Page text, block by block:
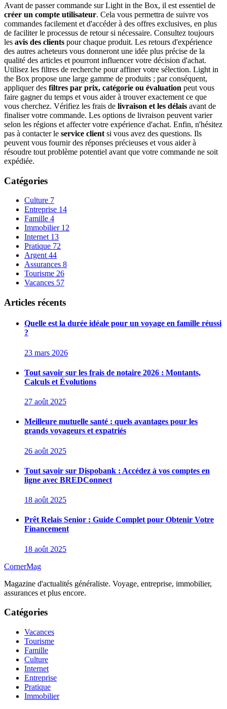
Avant de passer commande sur Light in the Box, il est essentiel de
créer un compte utilisateur. Cela vous permettra de suivre vos
commandes facilement et d'accéder à des offres exclusives, en plus
de faciliter le processus de retour si nécessaire. Consultez toujours
les avis des clients pour chaque produit. Les retours d'expérience
des autres acheteurs vous donneront une idée plus précise de la
qualité des articles et pourront influencer votre décision d'achat.
Utilisez les filtres de recherche pour affiner votre sélection. Light in
the Box propose une large gamme de produits ; par conséquent,
appliquer des filtres par prix, catégorie ou évaluation peut vous
faire gagner du temps et vous aider à trouver exactement ce que
vous cherchez. Vérifiez les frais de livraison et les délais avant de
finaliser votre commande. Les options de livraison peuvent varier
selon les régions et affecter votre expérience d'achat. Enfin, n'hésitez
pas à contacter le service client si vous avez des questions. Ils
peuvent vous fournir des réponses précieuses et vous aider à
résoudre tout problème potentiel avant que votre commande ne soit
expédiée.
Catégories
Culture 7
Entreprise 14
Famille 4
Immobilier 12
Internet 13
Pratique 72
Argent 44
Assurances 8
Tourisme 26
Vacances 57
Articles récents
Quelle est la durée idéale pour un voyage en famille réussi
?
23 mars 2026
Tout savoir sur les frais de notaire 2026 : Montants,
Calculs et Évolutions
27 août 2025
Meilleure mutuelle santé : quels avantages pour les
grands voyageurs et expatriés
26 août 2025
Tout savoir sur Dispobank : Accédez à vos comptes en
ligne avec BREDConnect
18 août 2025
Prêt Relais Senior : Guide Complet pour Obtenir Votre
Financement
18 août 2025
CornerMag
Magazine d'actualités généraliste. Voyage, entreprise, immobilier,
assurances et plus encore.
Catégories
Vacances
Tourisme
Famille
Culture
Internet
Entreprise
Pratique
Immobilier